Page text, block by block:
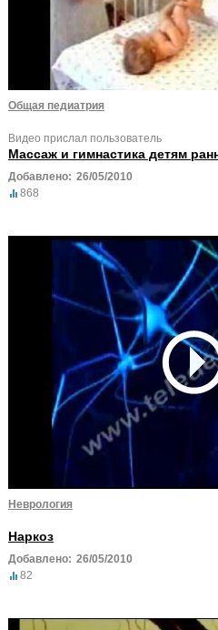
Общая педиатрия
Видео прислал пользователь
Массаж и гимнастика детям
Добавлено: 26/05/2010
868
Неврология
Наркоз
Добавлено: 26/05/2010
82